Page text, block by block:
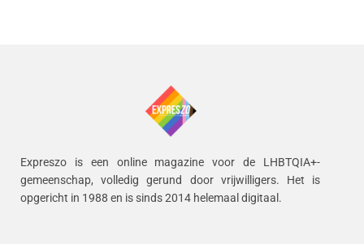
Expreszo is een online magazine voor de LHBTQIA+-
gemeenschap, volledig gerund door vrijwilligers. Het is
opgericht in 1988 en is sinds 2014 helemaal digitaal.